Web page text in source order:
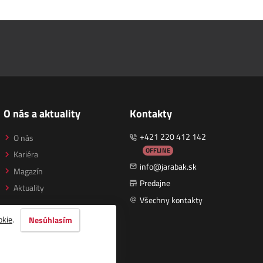
O nás a aktuality
O nás
Kariéra
Magazín
Aktuality
Kontakty
+421 220 412 142
OFFLINE
info@jarabak.sk
Predajne
Všechny kontakty
. Nesúhlasím